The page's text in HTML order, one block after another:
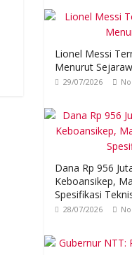
Lionel Messi
Menurut
29/07/2026
Dana Rp 956
Keboansikep,
Spesifikasi
28/07/2026